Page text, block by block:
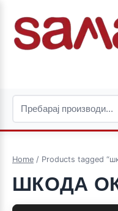
Home / Products tagged
ШКОДА